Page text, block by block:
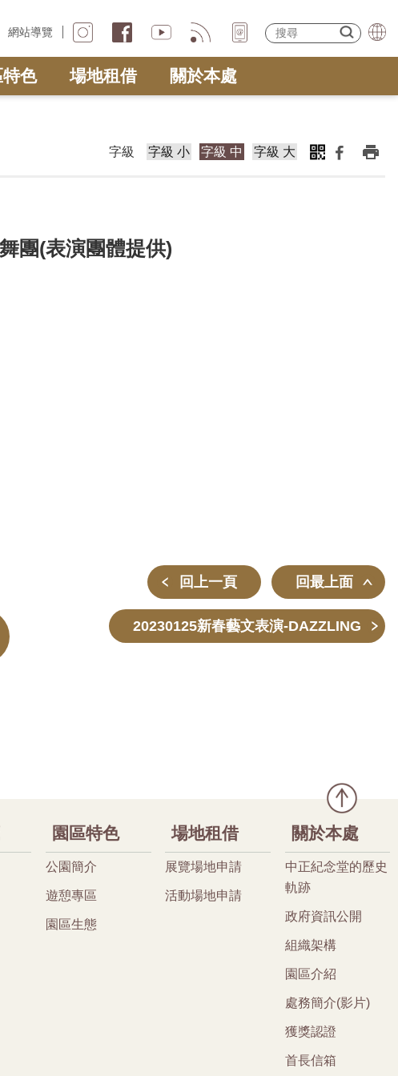
網站導覽
特色 場地租借 關於本處
字級 字級 小 字級 中 字級 大
團(表演團體提供)
回上一頁 回最上面
20230125新春藝文表演-DAZZLING
園區特色
公園簡介
遊憩專區
園區生態
場地租借
展覽場地申請
活動場地申請
關於本處
中正紀念堂的歷史
軌跡
政府資訊公開
組織架構
園區介紹
處務簡介(影片)
獲獎認證
首長信箱